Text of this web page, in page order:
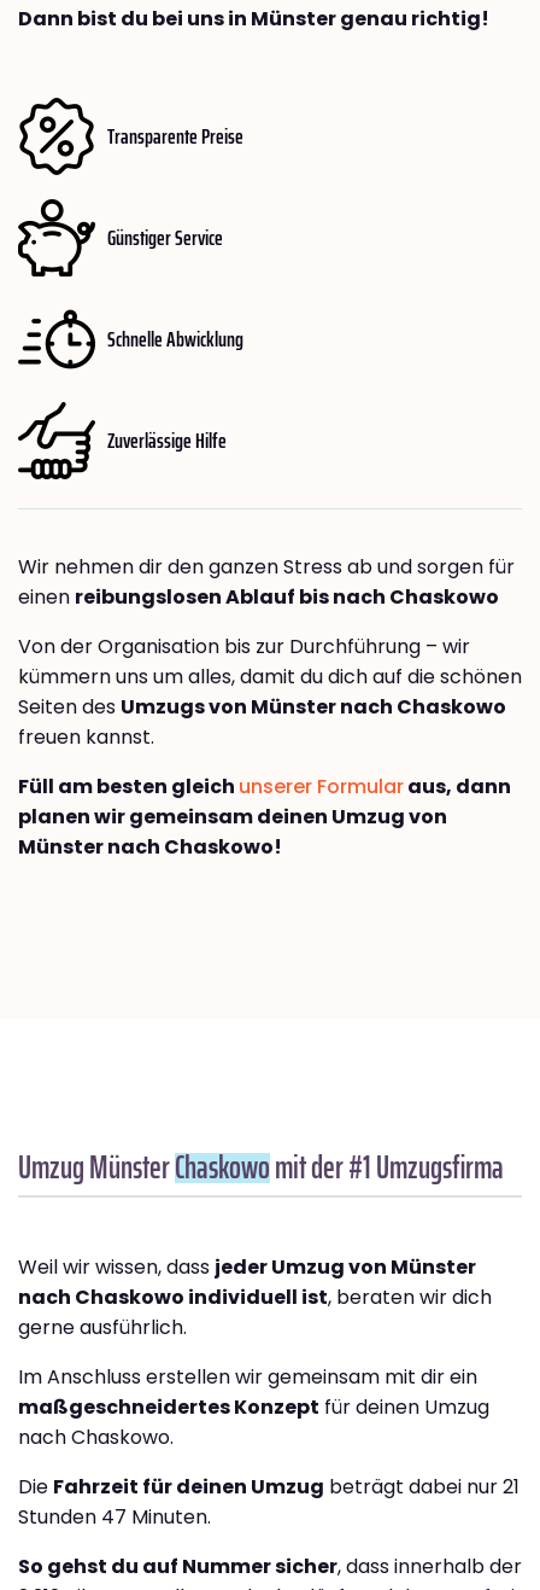
Dann bist du bei uns in Münster genau richtig!
Transparente Preise
Günstiger Service
Schnelle Abwicklung
Zuverlässige Hilfe
Wir nehmen dir den ganzen Stress ab und sorgen für
einen reibungslosen Ablauf bis nach Chaskowo
Von der Organisation bis zur Durchführung – wir
kümmern uns um alles, damit du dich auf die schönen
Seiten des Umzugs von Münster nach Chaskowo
freuen kannst.
Füll am besten gleich unserer Formularaus, dann
planen wir gemeinsam deinen Umzug von
Münster nach Chaskowo!
Umzug MünsterChaskowomit der #1 Umzugsfirma
Weil wir wissen, dass jeder Umzug von Münster
nach Chaskowo individuell ist, beraten wir dich
gerne ausführlich.
Im Anschluss erstellen wir gemeinsam mit dir ein
maßgeschneidertes Konzept für deinen Umzug
nach Chaskowo.
Die Fahrzeit für deinen Umzug beträgt dabei nur 21
Stunden 47 Minuten.
So gehst du auf Nummer sicher, dass innerhalb der